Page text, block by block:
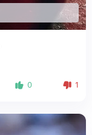
0 1